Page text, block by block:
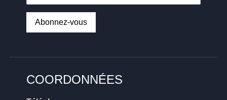
COORDONNÉES